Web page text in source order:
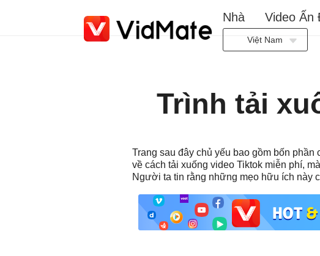
Nhà Video Ấn
Việt Nam
English
Italiano
Português
Türkçe
日本語
Trình tải
Trang sau đây chủ yếu bao gồm bốn
về cách tải xuống video Tiktok miễn phí,
Người ta tin rằng những mẹo hữu ích này